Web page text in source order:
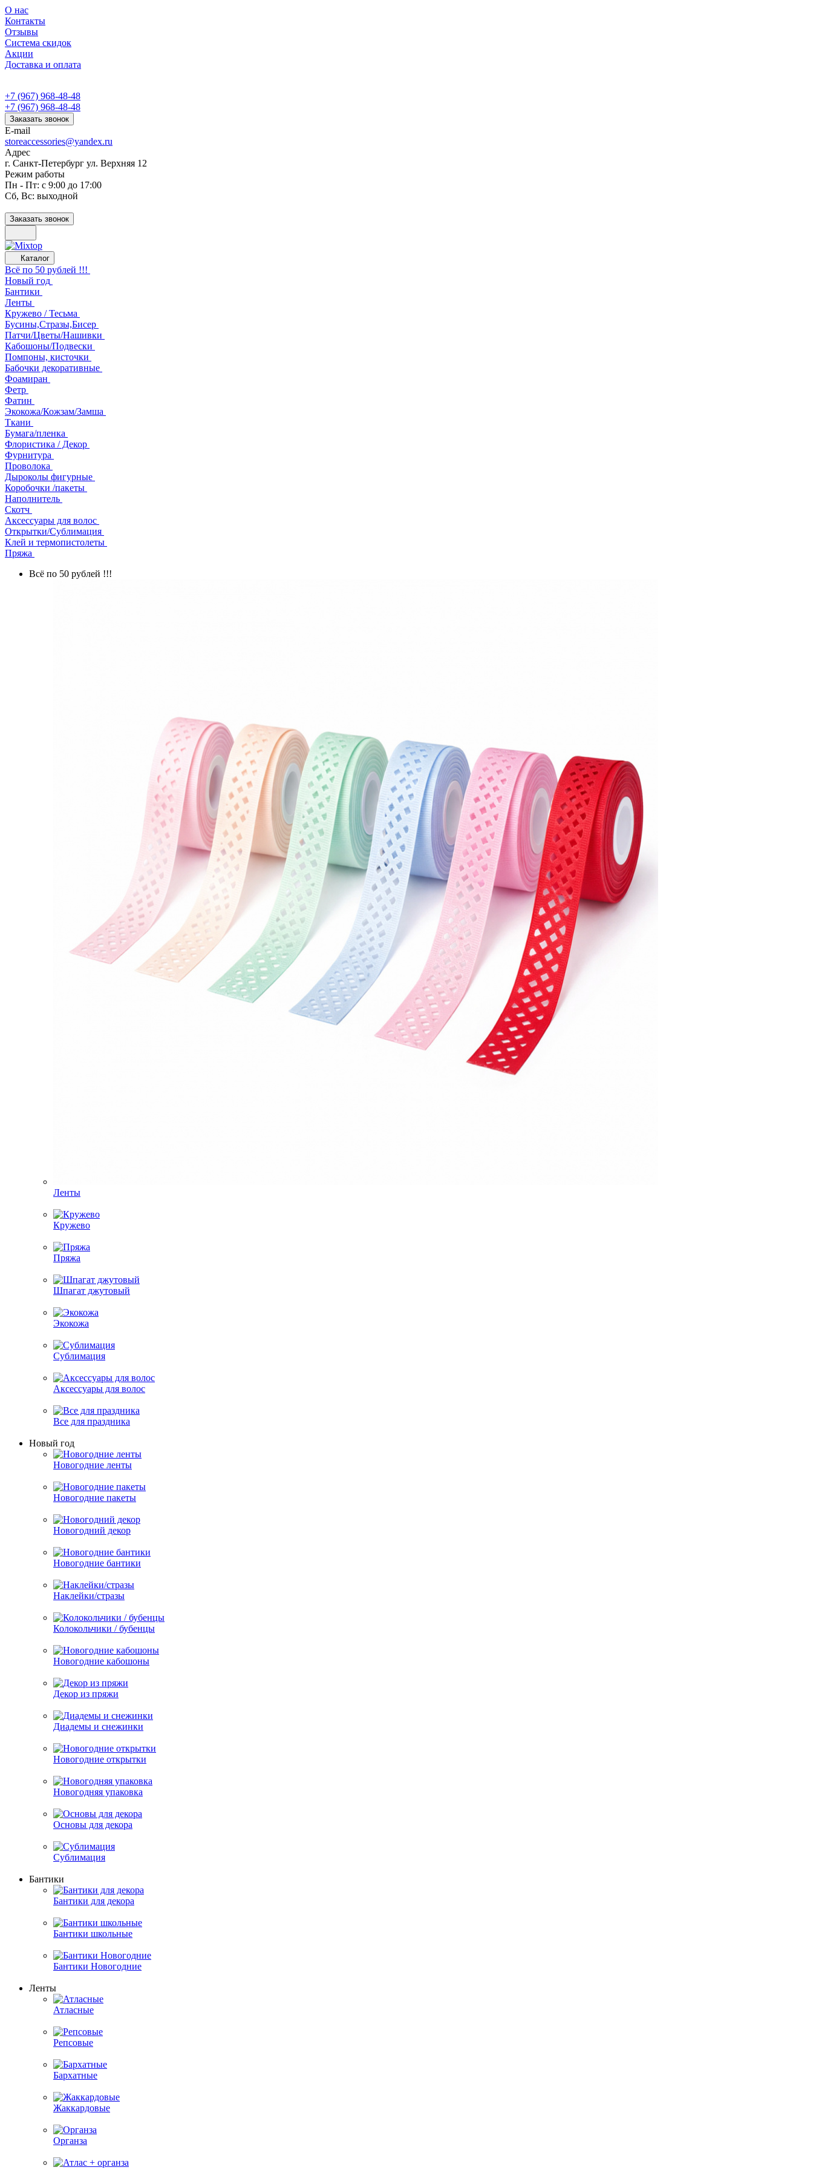
О нас
Контакты
Отзывы
Система скидок
Акции
Доставка и оплата
+7 (967) 968-48-48
+7 (967) 968-48-48
Заказать звонок
E-mail
storeaccessories@yandex.ru
Адрес
г. Санкт-Петербург ул. Верхняя 12
Режим работы
Пн - Пт: с 9:00 до 17:00
Сб, Вс: выходной
Заказать звонок
Каталог
Всё по 50 рублей !!!
Новый год
Бантики
Ленты
Кружево / Тесьма
Бусины,Стразы,Бисер
Патчи/Цветы/Нашивки
Кабошоны/Подвески
Помпоны, кисточки
Бабочки декоративные
Фоамиран
Фетр
Фатин
Экокожа/Кожзам/Замша
Ткани
Бумага/пленка
Флористика / Декор
Фурнитура
Проволока
Дыроколы фигурные
Коробочки /пакеты
Наполнитель
Скотч
Аксессуары для волос
Открытки/Сублимация
Клей и термопистолеты
Пряжа
Всё по 50 рублей !!!
Ленты
Кружево
Пряжа
Шпагат джутовый
Экокожа
Сублимация
Аксессуары для волос
Все для праздника
Новый год
Новогодние ленты
Новогодние пакеты
Новогодний декор
Новогодние бантики
Наклейки/стразы
Колокольчики / бубенцы
Новогодние кабошоны
Декор из пряжи
Диадемы и снежинки
Новогодние открытки
Новогодняя упаковка
Основы для декора
Сублимация
Бантики
Бантики для декора
Бантики школьные
Бантики Новогодние
Ленты
Атласные
Репсовые
Бархатные
Жаккардовые
Органза